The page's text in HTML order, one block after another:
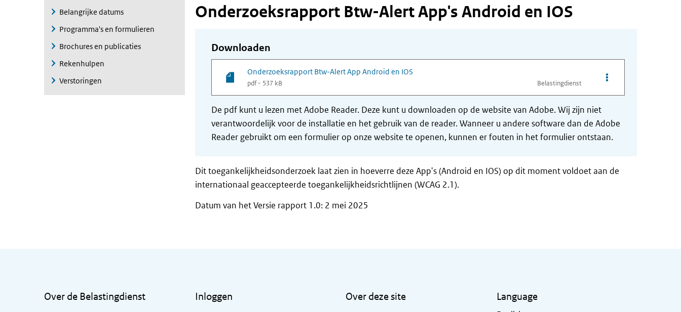
Belangrijke datums
Programma's en formulieren
Brochures en publicaties
Rekenhulpen
Verstoringen
Onderzoeksrapport Btw-Alert App's Android en IOS
Downloaden
Onderzoeksrapport Btw-Alert App Android en IOS
pdf - 537 kB Belastingdienst
Opties van bestand
De pdf kunt u lezen met Adobe Reader. Deze kunt u downloaden op de website van Adobe. Wij zijn niet
verantwoordelijk voor de installatie en het gebruik van de reader. Wanneer u andere software dan de Adobe
Reader gebruikt om een formulier op onze website te openen, kunnen er fouten in het formulier ontstaan.
Dit toegankelijkheidsonderzoek laat zien in hoeverre deze App's (Android en IOS) op dit moment voldoet aan de
internationaal geaccepteerde toegankelijkheidsrichtlijnen (WCAG 2.1).
Datum van het Versie rapport 1.0: 2 mei 2025
Over de Belastingdienst Inloggen Over deze site Language